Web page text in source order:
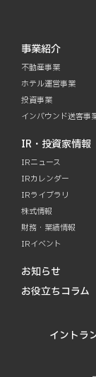
事業紹介
不動産事業
ホテル運営事業
投資事業
インバウンド送客事
IR・投資家情報
IRニュース
IRカレンダー
IRライブラリ
株式情報
財務・業績情報
IRイベント
お知らせ
お役立ちコラム
イントラ